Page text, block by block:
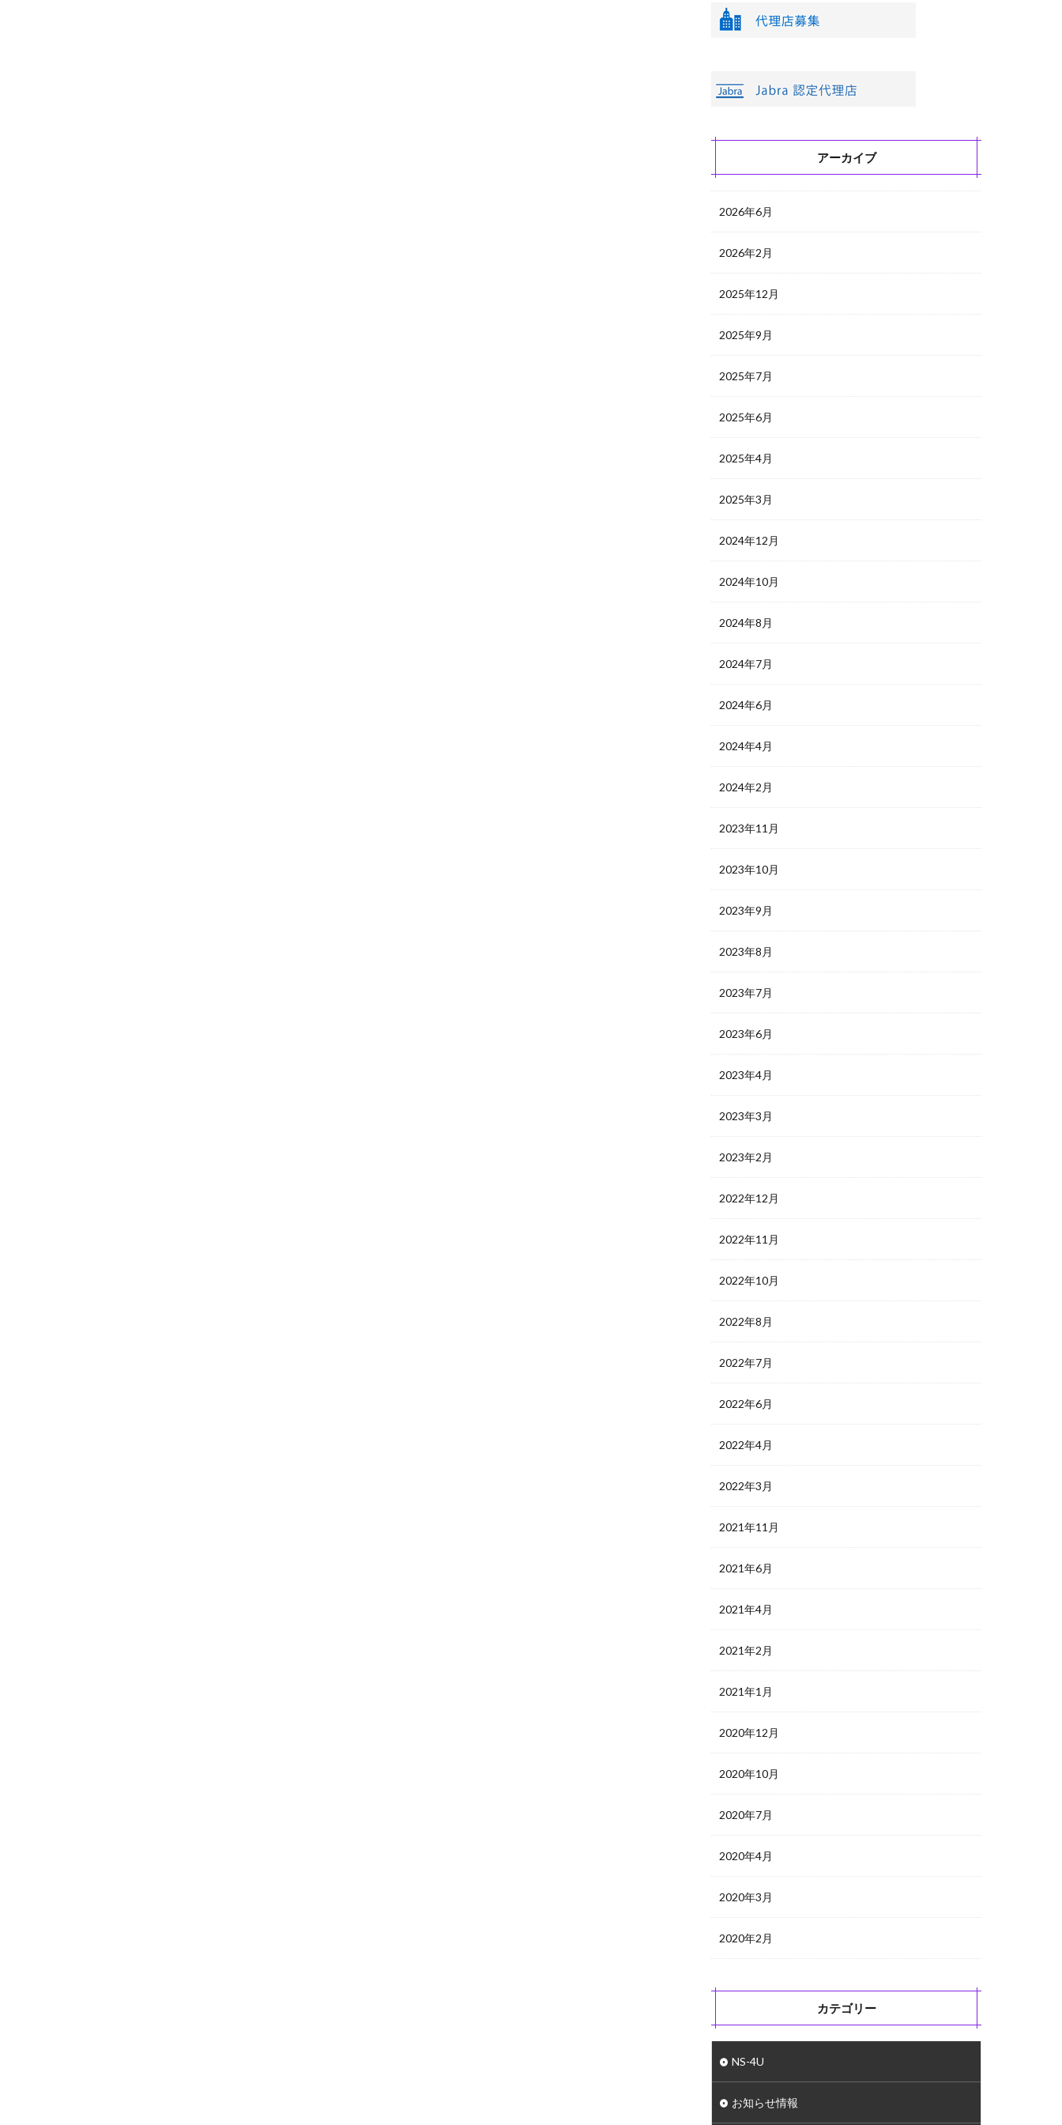
アーカイブ
2026年6月
2026年2月
2025年12月
2025年9月
2025年7月
2025年6月
2025年4月
2025年3月
2024年12月
2024年10月
2024年8月
2024年7月
2024年6月
2024年4月
2024年2月
2023年11月
2023年10月
2023年9月
2023年8月
2023年7月
2023年6月
2023年4月
2023年3月
2023年2月
2022年12月
2022年11月
2022年10月
2022年8月
2022年7月
2022年6月
2022年4月
2022年3月
2021年11月
2021年6月
2021年4月
2021年2月
2021年1月
2020年12月
2020年10月
2020年7月
2020年4月
2020年3月
2020年2月
カテゴリー
NS-4U
お知らせ情報